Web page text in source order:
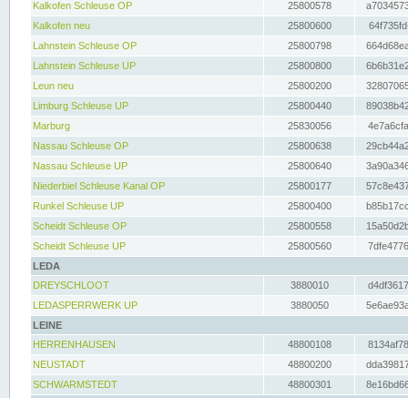
Kalkofen Schleuse OP
25800578
Kalkofen neu
25800600
Lahnstein Schleuse OP
25800798
Lahnstein Schleuse UP
25800800
Leun neu
25800200
Limburg Schleuse UP
25800440
Marburg
25830056
Nassau Schleuse OP
25800638
Nassau Schleuse UP
25800640
Niederbiel Schleuse Kanal OP
25800177
Runkel Schleuse UP
25800400
Scheidt Schleuse OP
25800558
Scheidt Schleuse UP
25800560
LEDA
DREYSCHLOOT
3880010
LEDASPERRWERK UP
3880050
LEINE
HERRENHAUSEN
48800108
NEUSTADT
48800200
SCHWARMSTEDT
48800301